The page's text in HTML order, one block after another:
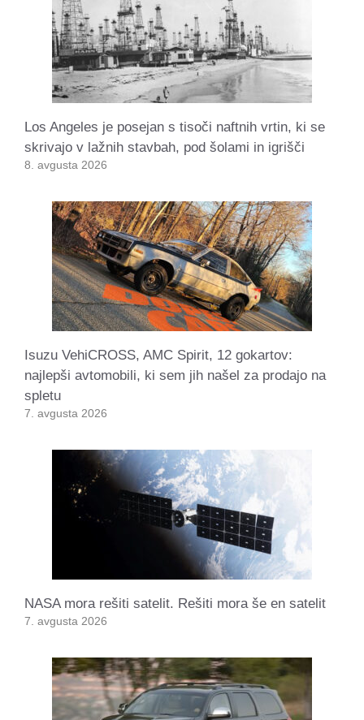
Los Angeles je posejan s tisoči naftnih vrtin, ki se
skrivajo v lažnih stavbah, pod šolami in igrišči
8. avgusta 2026
Isuzu VehiCROSS, AMC Spirit, 12 gokartov:
najlepši avtomobili, ki sem jih našel za prodajo na
spletu
7. avgusta 2026
NASA mora rešiti satelit. Rešiti mora še en satelit
7. avgusta 2026